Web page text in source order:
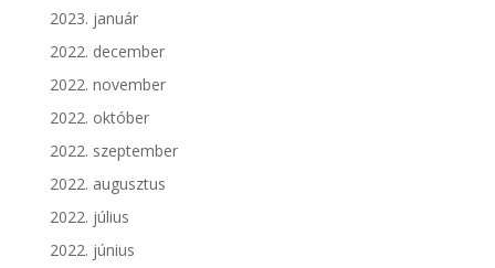
2023. január
2022. december
2022. november
2022. október
2022. szeptember
2022. augusztus
2022. július
2022. június